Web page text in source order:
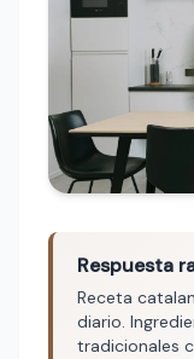
Respuesta
Receta
diario.
tradicionales